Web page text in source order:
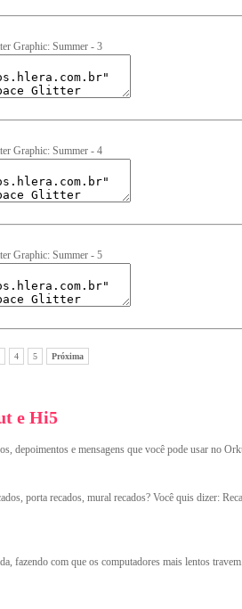
4 5 Próxima
e Hi5
depoimentos e mensagens que você pode usar no
porta recados, mural recados? Você quis dizer:
fazendo com que os computadores mais lentos travem.